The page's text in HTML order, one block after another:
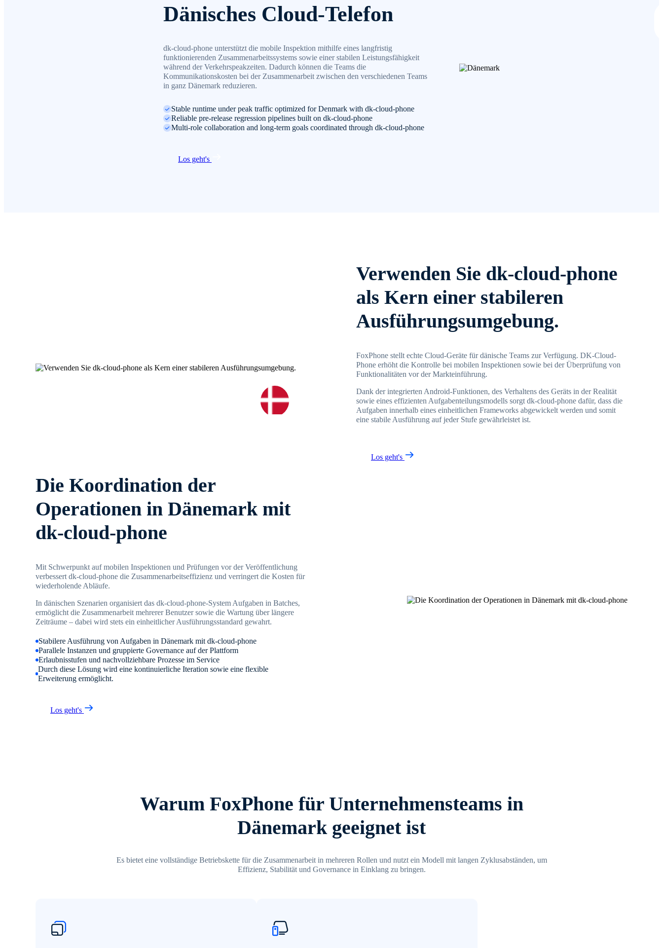
Dänisches Cloud-Telefon
dk-cloud-phone unterstützt die mobile Inspektion mithilfe eines langfristig
funktionierenden Zusammenarbeitssystems sowie einer stabilen Leistungsfähigkeit
während der Verkehrspeakzeiten. Dadurch können die Teams die
Kommunikationskosten bei der Zusammenarbeit zwischen den verschiedenen Teams
in ganz Dänemark reduzieren.
Stable runtime under peak traffic optimized for Denmark with dk-cloud-phone
Reliable pre-release regression pipelines built on dk-cloud-phone
Multi-role collaboration and long-term goals coordinated through dk-cloud-phone
Los geht's
Verwenden Sie dk-cloud-phone
als Kern einer stabileren
Ausführungsumgebung.
FoxPhone stellt echte Cloud-Geräte für dänische Teams zur Verfügung. DK-Cloud-
Phone erhöht die Kontrolle bei mobilen Inspektionen sowie bei der Überprüfung von
Funktionalitäten vor der Markteinführung.
Dank der integrierten Android-Funktionen, des Verhaltens des Geräts in der Realität
sowie eines effizienten Aufgabenteilungsmodells sorgt dk-cloud-phone dafür, dass die
Aufgaben innerhalb eines einheitlichen Frameworks abgewickelt werden und somit
eine stabile Ausführung auf jeder Stufe gewährleistet ist.
Los geht's
Die Koordination der
Operationen in Dänemark mit
dk-cloud-phone
Mit Schwerpunkt auf mobilen Inspektionen und Prüfungen vor der Veröffentlichung
verbessert dk-cloud-phone die Zusammenarbeitseffizienz und verringert die Kosten für
wiederholende Abläufe.
In dänischen Szenarien organisiert das dk-cloud-phone-System Aufgaben in Batches,
ermöglicht die Zusammenarbeit mehrerer Benutzer sowie die Wartung über längere
Zeiträume – dabei wird stets ein einheitlicher Ausführungsstandard gewahrt.
Stabilere Ausführung von Aufgaben in Dänemark mit dk-cloud-phone
Parallele Instanzen und gruppierte Governance auf der Plattform
Erlaubnisstufen und nachvollziehbare Prozesse im Service
Durch diese Lösung wird eine kontinuierliche Iteration sowie eine flexible
Erweiterung ermöglicht.
Los geht's
Warum FoxPhone für Unternehmensteams in
Dänemark geeignet ist
Es bietet eine vollständige Betriebskette für die Zusammenarbeit in mehreren Rollen und nutzt ein Modell mit langen Zyklusabständen, um
Effizienz, Stabilität und Governance in Einklang zu bringen.